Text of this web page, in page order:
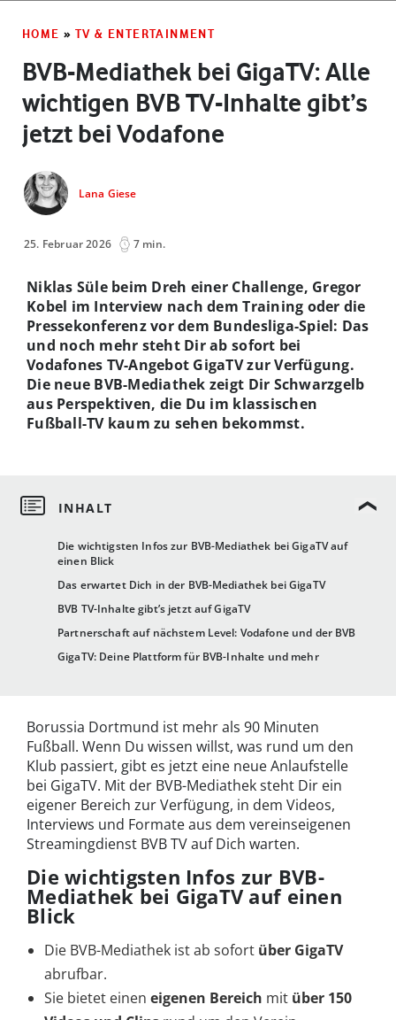
HOME » TV & ENTERTAINMENT
BVB-Mediathek bei GigaTV: Alle
wichtigen BVB TV-Inhalte gibt’s
jetzt bei Vodafone
Lana Giese
25. Februar 2026 7 min.
Die wichtigsten Infos zur BVB-Mediathek bei GigaTV auf
einen Blick
Das erwartet Dich in der BVB-Mediathek bei GigaTV
BVB TV-Inhalte gibt’s jetzt auf GigaTV
Partnerschaft auf nächstem Level: Vodafone und der BVB
GigaTV: Deine Plattform für BVB-Inhalte und mehr
Niklas Süle beim Dreh einer Challenge, Gregor
Kobel im Interview nach dem Training oder die
Pressekonferenz vor dem Bundesliga-Spiel: Das
und noch mehr steht Dir ab sofort bei
Vodafones TV-Angebot GigaTV zur Verfügung.
Die neue BVB-Mediathek zeigt Dir Schwarzgelb
aus Perspektiven, die Du im klassischen
Fußball-TV kaum zu sehen bekommst.
Borussia Dortmund ist mehr als 90 Minuten
Fußball. Wenn Du wissen willst, was rund um den
Klub passiert, gibt es jetzt eine neue Anlaufstelle
bei GigaTV. Mit der BVB-Mediathek steht Dir ein
eigener Bereich zur Verfügung, in dem Videos,
Interviews und Formate aus dem vereinseigenen
Streamingdienst BVB TV auf Dich warten.
Die wichtigsten Infos zur BVB-
Mediathek bei GigaTV auf einen
Blick
Die BVB-Mediathek ist ab sofort über GigaTV
abrufbar.
Sie bietet einen eigenen Bereich mit über 150